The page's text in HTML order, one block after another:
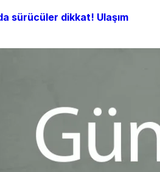
sürücüler dikkat! Ulaşım